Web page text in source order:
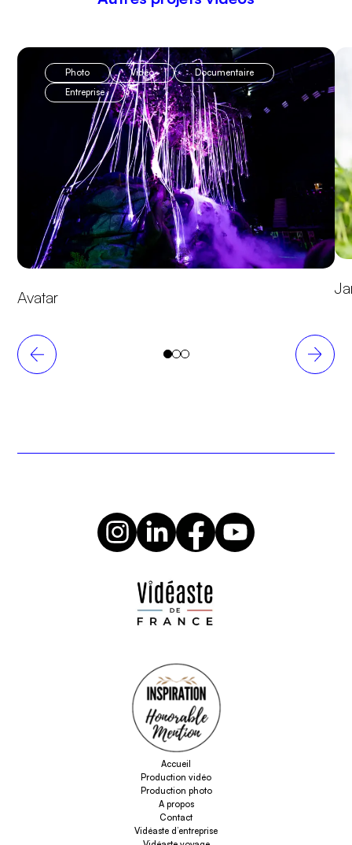
Photo Vidéo
Documentaire
Entreprise
Avatar
Accueil
Production vidéo
Production photo
A propos
Contact
Vidéaste d’entreprise